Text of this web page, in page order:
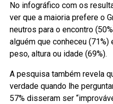
No infográfico com os
ver que a maioria prefere o
neutros para o encontro
alguém que conheceu
peso, altura ou idade (69%).
A pesquisa também revela
verdade quando lhe
57% disseram ser